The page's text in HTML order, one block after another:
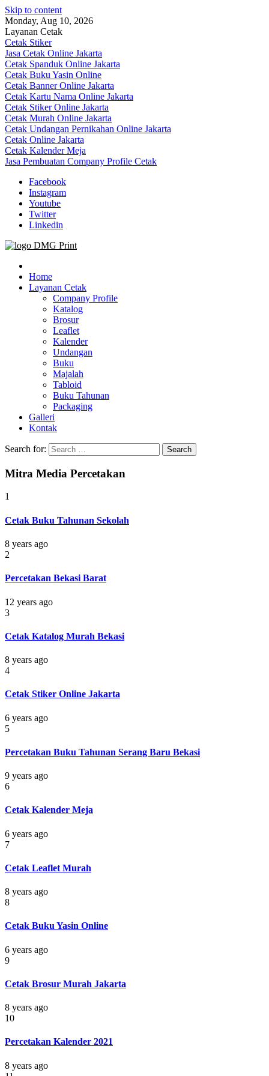
Skip to content
Monday, Aug 10, 2026
Layanan Cetak
Cetak Stiker
Jasa Cetak Online Jakarta
Cetak Spanduk Online Jakarta
Cetak Buku Yasin Online
Cetak Banner Online Jakarta
Cetak Kartu Nama Online Jakarta
Cetak Stiker Online Jakarta
Cetak Murah Online Jakarta
Cetak Undangan Pernikahan Online Jakarta
Cetak Online Jakarta
Cetak Kalender Meja
Jasa Pembuatan Company Profile Cetak
Facebook
Instagram
Youtube
Twitter
Linkedin
Jasa Cetak Online DMG Printing
Home
Layanan Cetak
Company Profile
Katalog
Brosur
Leaflet
Kalender
Undangan
Buku
Majalah
Tabloid
Buku Tahunan
Packaging
Galleri
Kontak
Search for:
Mitra Media Percetakan
1
Cetak Buku Tahunan Sekolah
8 years ago
2
Percetakan Bekasi Barat
12 years ago
3
Cetak Katalog Murah Bekasi
8 years ago
4
Cetak Stiker Online Jakarta
6 years ago
5
Percetakan Buku Tahunan Serang Baru Bekasi
9 years ago
6
Cetak Kalender Meja
6 years ago
7
Cetak Leaflet Murah
8 years ago
8
Cetak Buku Yasin Online
6 years ago
9
Cetak Brosur Murah Jakarta
8 years ago
10
Percetakan Kalender 2021
8 years ago